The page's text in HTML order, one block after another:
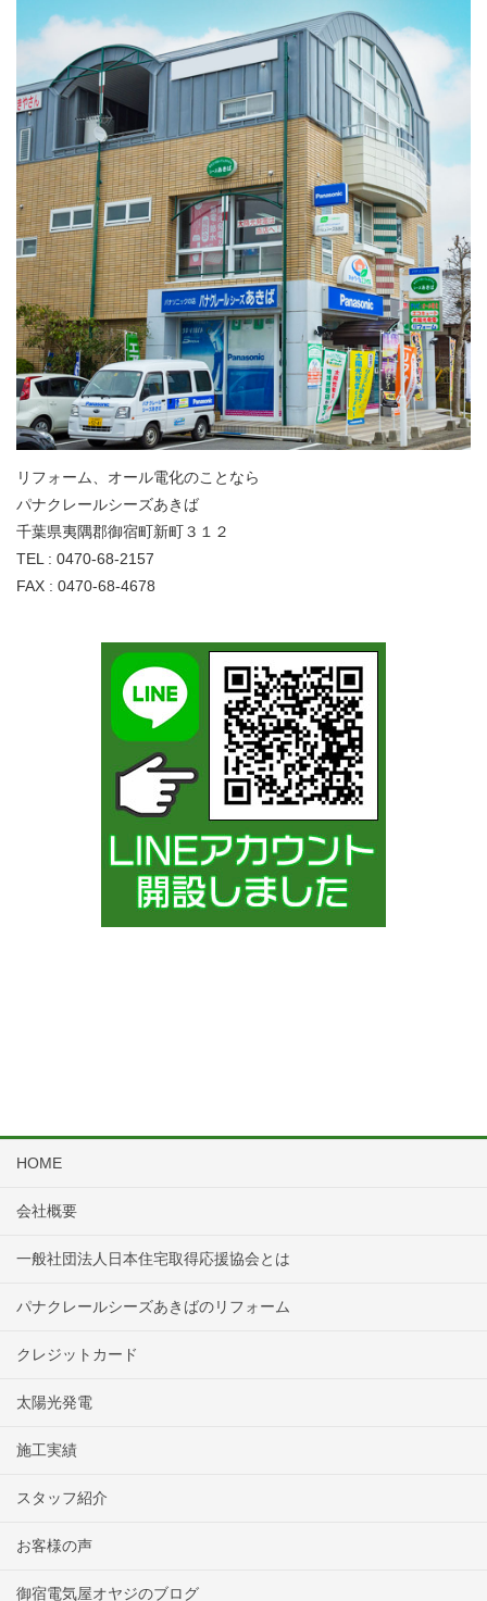
リフォーム、オール電化のことなら
パナクレールシーズあきば
千葉県夷隅郡御宿町新町３１２
TEL : 0470-68-2157
FAX : 0470-68-4678
HOME
会社概要
一般社団法人日本住宅取得応援協会とは
パナクレールシーズあきばのリフォーム
クレジットカード
太陽光発電
施工実績
スタッフ紹介
お客様の声
御宿電気屋オヤジのブログ